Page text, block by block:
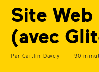
Site
(avec
Par Caitlin Davey 90